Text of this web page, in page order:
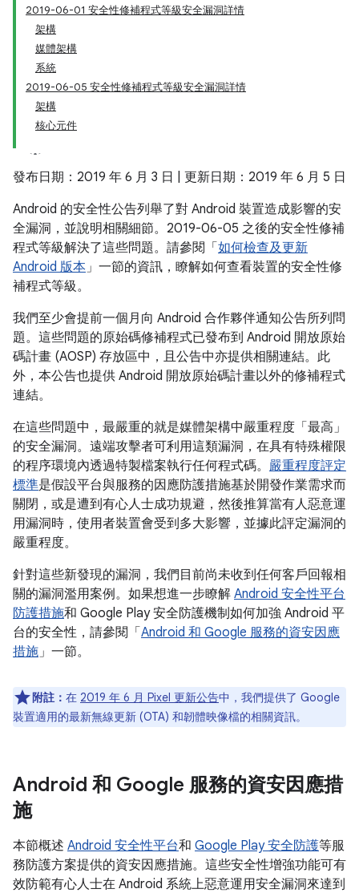
2019-06-01 安全性修補程式等級安全漏洞詳情
架構
媒體架構
系統
2019-06-05 安全性修補程式等級安全漏洞詳情
架構
核心元件
發布日期：2019 年 6 月 3 日 | 更新日期：2019 年 6 月 5 日
Android 的安全性公告列舉了對 Android 裝置造成影響的安
全漏洞，並說明相關細節。2019-06-05 之後的安全性修補
程式等級解決了這些問題。請參閱「 如何檢查及更新
Android 版本」一節的資訊，瞭解如何查看裝置的安全性修
補程式等級。
我們至少會提前一個月向 Android 合作夥伴通知公告所列問
題。這些問題的原始碼修補程式已發布到 Android 開放原始
碼計畫 (AOSP) 存放區中，且公告中亦提供相關連結。此
外，本公告也提供 Android 開放原始碼計畫以外的修補程式
連結。
在這些問題中，最嚴重的就是媒體架構中嚴重程度「最高」
的安全漏洞。遠端攻擊者可利用這類漏洞，在具有特殊權限
的程序環境內透過特製檔案執行任何程式碼。 嚴重程度評定
標準是假設平台與服務的因應防護措施基於開發作業需求而
關閉，或是遭到有心人士成功規避，然後推算當有人惡意運
用漏洞時，使用者裝置會受到多大影響，並據此評定漏洞的
嚴重程度。
針對這些新發現的漏洞，我們目前尚未收到任何客戶回報相
關的漏洞濫用案例。如果想進一步瞭解 Android 安全性平台
防護措施和 Google Play 安全防護機制如何加強 Android 平
台的安全性，請參閱「 Android 和 Google 服務的資安因應
措施」一節。
附註： 在 2019 年 6 月 Pixel 更新公告中，我們提供了 Google
裝置適用的最新無線更新 (OTA) 和韌體映像檔的相關資訊。
Android 和 Google 服務的資安因應措
施
本節概述 Android 安全性平台和 Google Play 安全防護等服
務防護方案提供的資安因應措施。這些安全性增強功能可有
效防範有心人士在 Android 系統上惡意運用安全漏洞來達到